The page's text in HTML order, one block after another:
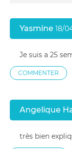
Yasmine 18/
Je suis a 25
COMMENTER
Angelique
très bien